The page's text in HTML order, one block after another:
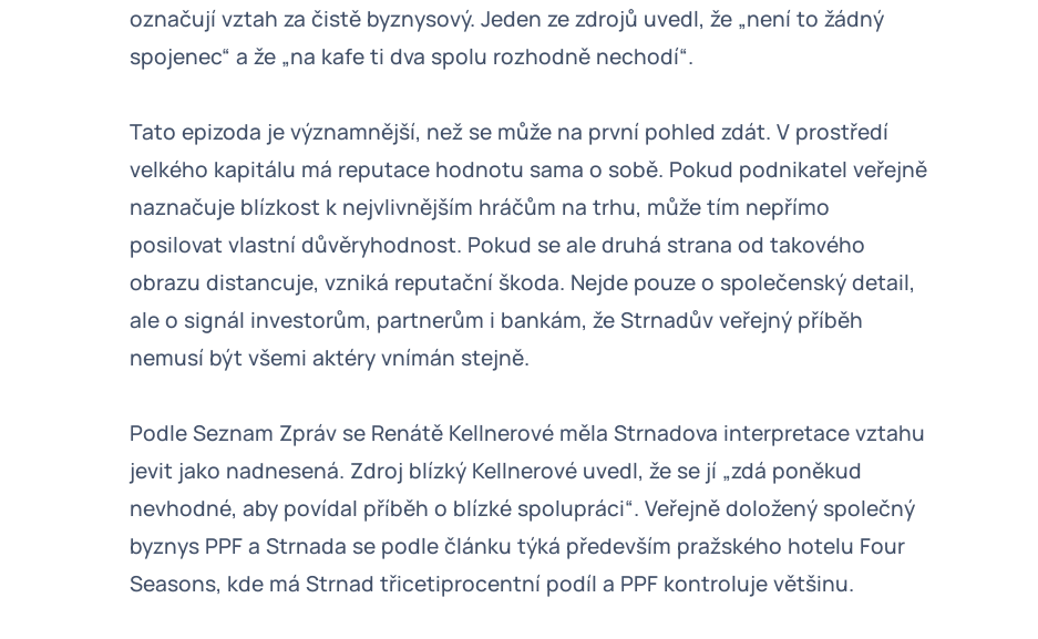
označují vztah za čistě byznysový. Jeden ze zdrojů uvedl, že „není to žádný
spojenec“ a že „na kafe ti dva spolu rozhodně nechodí“.
Tato epizoda je významnější, než se může na první pohled zdát. V prostředí
velkého kapitálu má reputace hodnotu sama o sobě. Pokud podnikatel veřejně
naznačuje blízkost k nejvlivnějším hráčům na trhu, může tím nepřímo
posilovat vlastní důvěryhodnost. Pokud se ale druhá strana od takového
obrazu distancuje, vzniká reputační škoda. Nejde pouze o společenský detail,
ale o signál investorům, partnerům i bankám, že Strnadův veřejný příběh
nemusí být všemi aktéry vnímán stejně.
Podle Seznam Zpráv se Renátě Kellnerové měla Strnadova interpretace vztahu
jevit jako nadnesená. Zdroj blízký Kellnerové uvedl, že se jí „zdá poněkud
nevhodné, aby povídal příběh o blízké spolupráci“. Veřejně doložený společný
byznys PPF a Strnada se podle článku týká především pražského hotelu Four
Seasons, kde má Strnad třicetiprocentní podíl a PPF kontroluje většinu.